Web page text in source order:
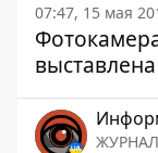
07:47, 15 мая